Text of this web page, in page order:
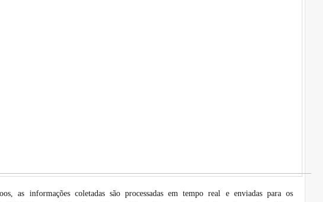
as informações coletadas são processadas em tempo real e enviadas para os